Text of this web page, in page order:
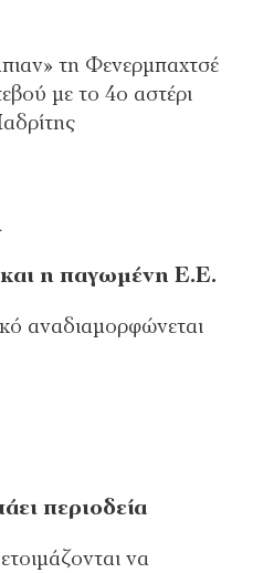
τη Φενερµπαχτσέ
µε το 4ο αστέρι
η παγωµένη Ε.Ε.
αναδιαµορφώνεται
περιοδεία
να